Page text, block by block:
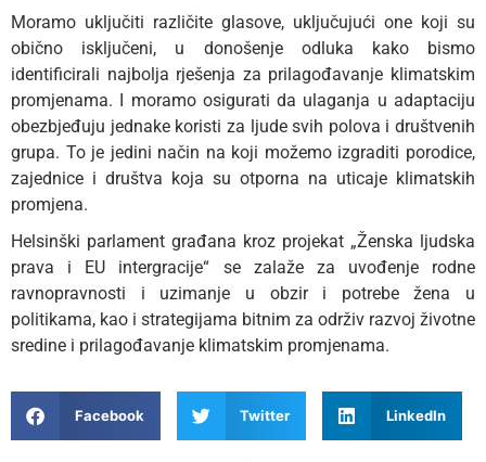
Moramo uključiti različite glasove, uključujući one koji su
obično isključeni, u donošenje odluka kako bismo
identificirali najbolja rješenja za prilagođavanje klimatskim
promjenama. I moramo osigurati da ulaganja u adaptaciju
obezbjeđuju jednake koristi za ljude svih polova i društvenih
grupa. To je jedini način na koji možemo izgraditi porodice,
zajednice i društva koja su otporna na uticaje klimatskih
promjena.
Helsinški parlament građana kroz projekat „Ženska ljudska
prava i EU intergracije“ se zalaže za uvođenje rodne
ravnopravnosti i uzimanje u obzir i potrebe žena u
politikama, kao i strategijama bitnim za održiv razvoj životne
sredine i prilagođavanje klimatskim promjenama.
Facebook Twitter LinkedIn